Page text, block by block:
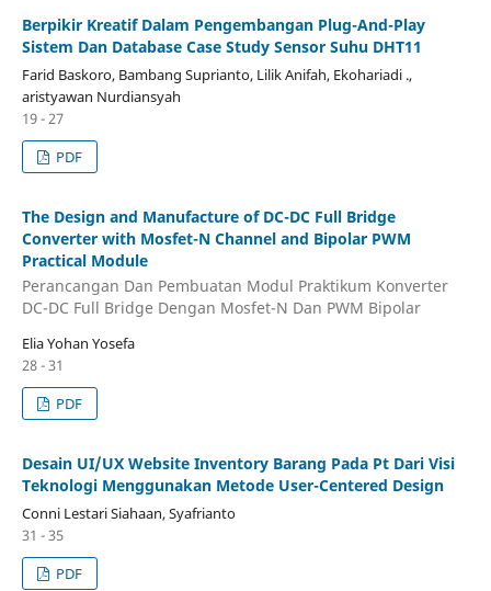
Berpikir Kreatif Dalam Pengembangan Plug-And-Play
Sistem Dan Database Case Study Sensor Suhu DHT11
Farid Baskoro, Bambang Suprianto, Lilik Anifah, Ekohariadi .,
aristyawan Nurdiansyah
19 - 27
PDF
The Design and Manufacture of DC-DC Full Bridge
Converter with Mosfet-N Channel and Bipolar PWM
Practical Module
Perancangan Dan Pembuatan Modul Praktikum Konverter
DC-DC Full Bridge Dengan Mosfet-N Dan PWM Bipolar
Elia Yohan Yosefa
28 - 31
PDF
Desain UI/UX Website Inventory Barang Pada Pt Dari Visi
Teknologi Menggunakan Metode User-Centered Design
Conni Lestari Siahaan, Syafrianto
31 - 35
PDF